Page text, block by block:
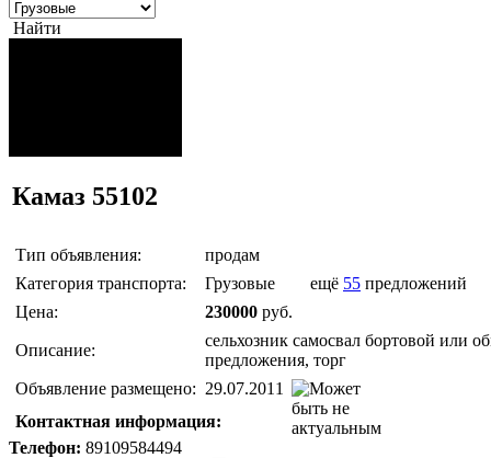
Найти
Камаз 55102
Тип объявления:
продам
Категория транспорта:
Грузовые ещё 55 предложений
Цена:
230000 руб.
Описание:
сельхозник самосвал бортовой или
предложения, торг
Объявление размещено: 29.07.2011
Контактная информация:
Телефон: 89109584494